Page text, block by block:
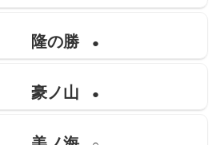
隆の勝 ●
豪ノ山 ●